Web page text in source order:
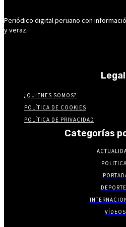
Periódico digital peruano con
y veraz.
Legal
¿QUIENES SOMOS?
POLÍTICA DE COOKIES
POLÍTICA DE PRIVACIDAD
Categorías
POLITICA
VÍDEOS